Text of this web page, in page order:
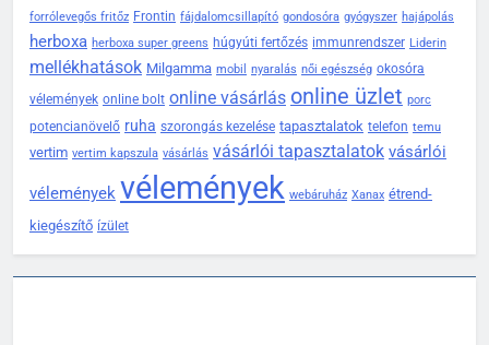
forrólevegős fritőz Frontin fájdalomcsillapító gondosóra gyógyszer hajápolás
herboxa herboxa super greens húgyúti fertőzés immunrendszer Liderin
mellékhatások Milgamma mobil nyaralás női egészség okosóra
vélemények online bolt online vásárlás online üzlet porc
potencianövelő ruha szorongás kezelése tapasztalatok telefon temu
vertim vertim kapszula vásárlás vásárlói tapasztalatok vásárlói
vélemények vélemények webáruház Xanax étrend-
kiegészítő ízület